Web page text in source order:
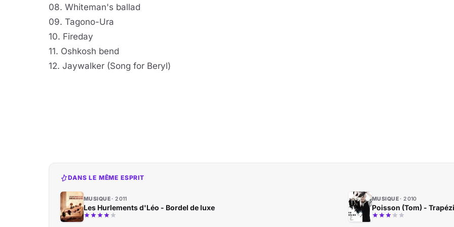
08. Whiteman's ballad
09. Tagono-Ura
10. Fireday
11. Oshkosh bend
12. Jaywalker (Song for Beryl)
DANS LE MÊME ESPRIT
MUSIQUE 2011
Les Hurlements d'Léo - Bordel de luxe
MUSIQUE 2010
Poisson (Tom) -